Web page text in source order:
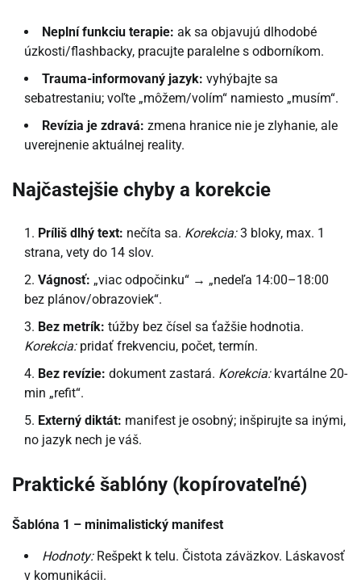
Neplní funkciu terapie: ak sa objavujú dlhodobé
úzkosti/flashbacky, pracujte paralelne s odborníkom.
Trauma-informovaný jazyk: vyhýbajte sa
sebatrestaniu; voľte „môžem/volím“ namiesto „musím“.
Revízia je zdravá: zmena hranice nie je zlyhanie, ale
uverejnenie aktuálnej reality.
Najčastejšie chyby a korekcie
Príliš dlhý text: nečíta sa. Korekcia:3 bloky, max. 1
strana, vety do 14 slov.
Vágnosť: „viac odpočinku“ → „nedeľa 14:00–18:00
bez plánov/obrazoviek“.
Bez metrík: túžby bez čísel sa ťažšie hodnotia.
Korekcia:pridať frekvenciu, počet, termín.
Bez revízie: dokument zastará. Korekcia:kvartálne 20-
min „refit“.
Externý diktát: manifest je osobný; inšpirujte sa inými,
no jazyk nech je váš.
Praktické šablóny (kopírovateľné)
Šablóna 1 – minimalistický manifest
Hodnoty:Rešpekt k telu. Čistota záväzkov. Láskavosť
v komunikácii.